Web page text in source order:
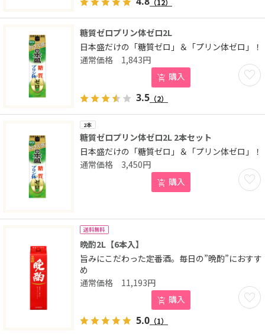
（12）
糖質ゼロプリン体ゼロ2L
日本盛だけの「糖質ゼロ」＆「プリン体ゼロ」！
お気
1,843円
購入
3.5 （2）
2本
糖質ゼロプリン体ゼロ2L 2本セット
日本盛だけの「糖質ゼロ」＆「プリン体ゼロ」！
お気
3,450円
購入
送料無料
晩酌2L【6本入】
旨みにこだわった定番酒。毎日の”晩酌”におすす
め
お気
11,193円
購入
5.0 （1）